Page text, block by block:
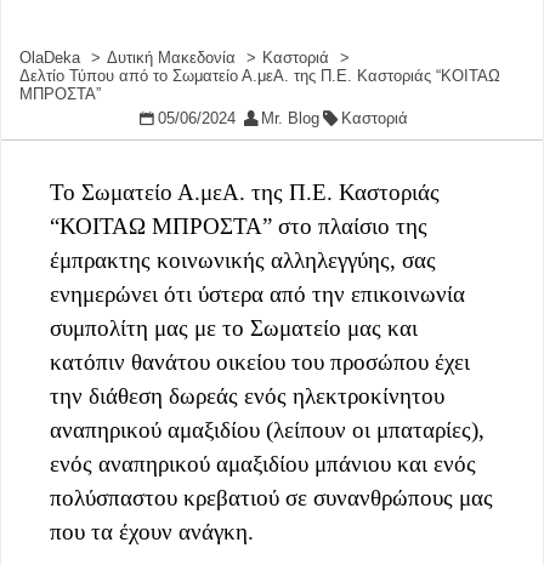
OlaDeka Δυτική Μακεδονία
Καστοριά
Δελτίο Τύπου από το Σωματείο Α.μεΑ. της Π.Ε. Καστοριάς “ΚΟΙΤΑΩ
ΜΠΡΟΣΤΑ”
05/06/2024
Mr. Blog Καστοριά
Το Σωματείο Α.μεΑ. της Π.Ε. Καστοριάς
“ΚΟΙΤΑΩ ΜΠΡΟΣΤΑ” στο πλαίσιο της
έμπρακτης κοινωνικής αλληλεγγύης, σας
ενημερώνει ότι ύστερα από την επικοινωνία
συμπολίτη μας με το Σωματείο μας και
κατόπιν θανάτου οικείου του προσώπου έχει
την διάθεση δωρεάς ενός ηλεκτροκίνητου
αναπηρικού αμαξιδίου (λείπουν οι μπαταρίες),
ενός αναπηρικού αμαξιδίου μπάνιου και ενός
πολύσπαστου κρεβατιού σε συνανθρώπους μας
που τα έχουν ανάγκη.